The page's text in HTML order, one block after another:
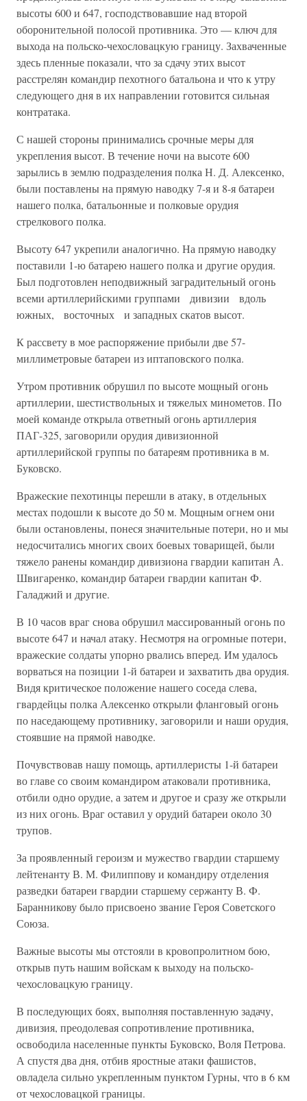
высоты 600 и 647, господ­ствовавшие над второй
оборонительной полосой противника. Это — ключ для
выхода на польско-чехословацкую границу. Захваченные
здесь пленные показали, что за сдачу этих высот
расстрелян коман­дир пехотного батальона и что к утру
следующего дня в их направ­лении готовится сильная
контратака.
С нашей стороны принимались срочные меры для
укрепления вы­сот. В течение ночи на высоте 600
зарылись в землю подразделения полка Н. Д. Алексенко,
были поставлены на прямую наводку 7-я и 8-я батареи
нашего полка, батальонные и полковые орудия
стрелкового полка.
Высоту 647 укрепили аналогично. На прямую наводку
поставили 1-ю батарею нашего полка и другие орудия.
Был подготовлен непо­движный заградительный огонь
всеми артиллерийскими группа­ми дивизии вдоль
южных, восточных и западных скатов высот.
К рассвету в мое распоряжение прибыли две 57-
миллиметровые бата­реи из иптаповского полка.
Утром противник обрушил по высоте мощный огонь
артиллерии, шестиствольных и тяжелых минометов. По
моей команде открыла ответный огонь артиллерия
ПАГ-325, заговорили орудия дивизионной
артиллерийской группы по батареям противника в м.
Буковско.
Вражеские пехотинцы перешли в атаку, в отдельных
местах подо­шли к высоте до 50 м. Мощным огнем они
были остановлены, понеся значительные потери, но и мы
недосчитались многих своих боевых товарищей, были
тяжело ранены командир дивизиона гвардии капи­тан А.
Швигаренко, командир батареи гвардии капитан Ф.
Галаджий и другие.
В 10 часов враг снова обрушил массированный огонь по
высоте 647 и начал атаку. Несмотря на огромные потери,
вражеские солдаты упорно рвались вперед. Им удалось
ворваться на позиции 1-й батареи и захватить два орудия.
Видя критическое положение нашего соседа слева,
гвардейцы полка Алексенко открыли фланговый огонь
по наседающему противнику, заговорили и наши орудия,
стоявшие на пря­мой наводке.
Почувствовав нашу помощь, артиллеристы 1-й батареи
во главе со своим командиром атаковали противника,
отбили одно орудие, а за­тем и другое и сразу же открыли
из них огонь. Враг оставил у орудий батареи около 30
трупов.
За проявленный героизм и мужество гвардии старшему
лейтенанту В. М. Филиппову и командиру отделения
разведки батареи гвардии старшему сержанту В. Ф.
Баранникову было присвоено звание Героя Советского
Союза.
Важные высоты мы отстояли в кровопролитном бою,
открыв путь нашим войскам к выходу на польско-
чехословацкую границу.
В последующих боях, выполняя поставленную задачу,
дивизия, преодолевая сопротивление противника,
освободила населенные пунк­ты Буковско, Воля Петрова.
А спустя два дня, отбив яростные атаки фашистов,
овладела сильно укрепленным пунктом Гурны, что в 6 км
от чехословацкой границы.